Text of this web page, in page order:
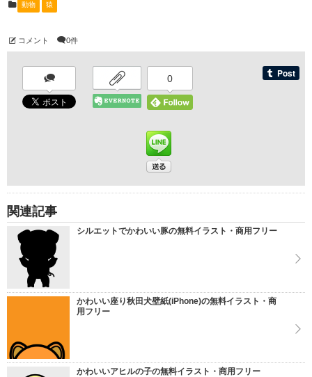
動物 猿
コメント 0件
0
関連記事
シルエットでかわいい豚の無料イラスト・商用フリー
かわいい座り秋田犬壁紙(iPhone)の無料イラスト・商
用フリー
かわいいアヒルの子の無料イラスト・商用フリー